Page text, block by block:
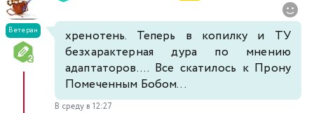
Ветеран
хренотень. Теперь в копилку и ТУ
безхарактерная дура по мнению
адаптаторов.... Все скатилось к Прону
Помеченным Бобом...
В среду в 12:27